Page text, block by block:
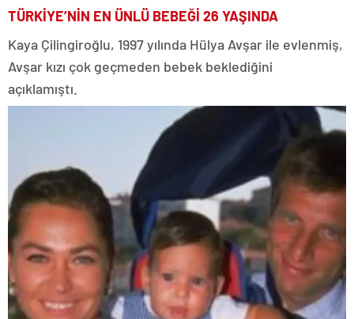
TÜRKİYE’NİN EN ÜNLÜ BEBEĞİ 26 YAŞINDA
Kaya Çilingiroğlu, 1997 yılında Hülya Avşar ile evlenmiş,
Avşar kızı çok geçmeden bebek beklediğini
açıklamıştı.